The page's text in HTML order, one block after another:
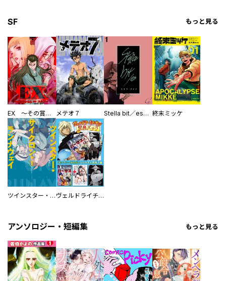
SF もっと見る
EX ～その賞金稼ぎは、世界の出口を探す～【単行本版】 メテオ７ Stella bit／es【単話版】 終末ミッケ
ツインスター・サイクロン・ランナウェイ ヴェルドライチオシ聖典パック 『転スラ』ミニ画集付き シリウス人気作３選
アンソロジー・短編集 もっと見る